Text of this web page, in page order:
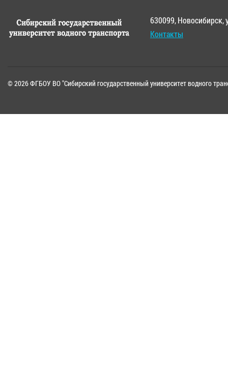
630099, Новосибирск,
Контакты
© 2026 ФГБОУ ВО "Сибирский государственный университет водного